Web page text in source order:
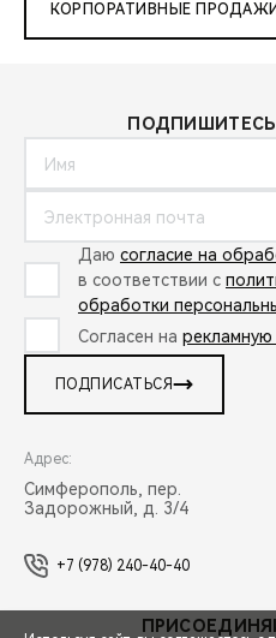
КОРПОРАТИВНЫЕ ПРОДАЖИ
Даю согласие на
в соответствии с
обработки
Согласен на
ПОДПИСАТЬСЯ
Адрес:
Симферополь, пер.
Задорожный, д. 3/4
+7 (978) 240-40-40